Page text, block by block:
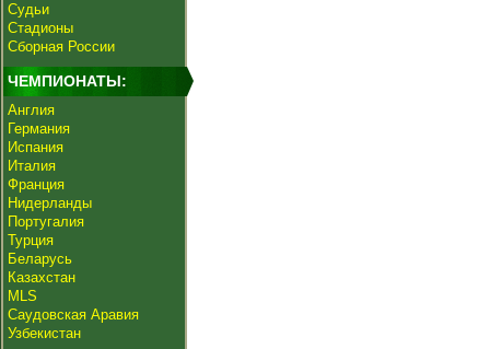
Судьи
Стадионы
Сборная России
ЧЕМПИОНАТЫ:
Англия
Германия
Испания
Италия
Франция
Нидерланды
Португалия
Турция
Беларусь
Казахстан
MLS
Саудовская Аравия
Узбекистан